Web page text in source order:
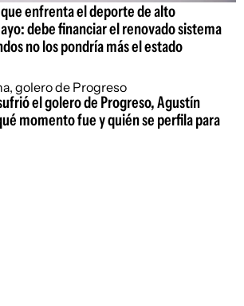
enfrenta el deporte de alto
debe financiar el renovado sistema
no los pondría más el estado
el golero de Progreso, Agustín
momento fue y quién se perfila para